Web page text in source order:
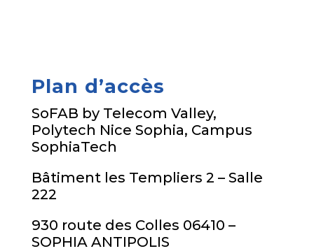
Plan d’accès
SoFAB by Telecom Valley,
Polytech Nice Sophia, Campus
SophiaTech
Bâtiment les Templiers 2 – Salle
222
930 route des Colles 06410 –
SOPHIA ANTIPOLIS